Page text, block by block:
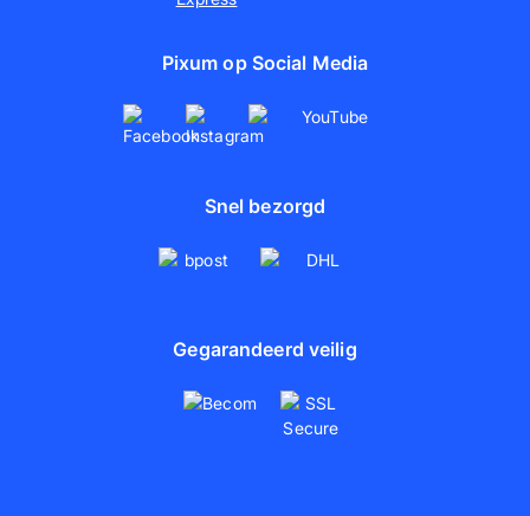
Pixum op Social Media
Snel bezorgd
Gegarandeerd veilig